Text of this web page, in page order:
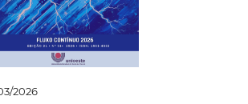
2026